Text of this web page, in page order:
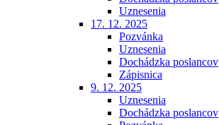
Uznesenia
17. 12. 2025
Pozvánka
Uznesenia
Dochádzka poslancov
Zápisnica
9. 12. 2025
Uznesenia
Dochádzka poslancov